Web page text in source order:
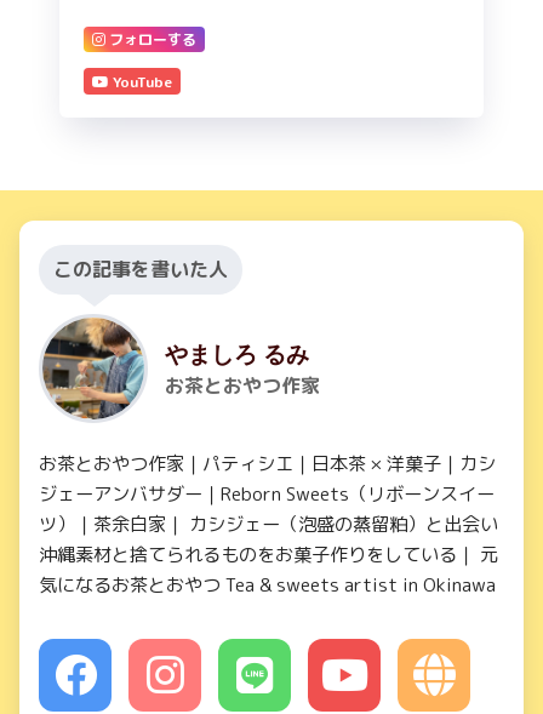
フォローする
YouTube
この記事を書いた人
やましろ るみ
お茶とおやつ作家
お茶とおやつ作家｜パティシエ｜日本茶 × 洋菓子｜カシ
ジェーアンバサダー｜Reborn Sweets（リボーンスイー
ツ）｜茶余白家｜ カシジェー（泡盛の蒸留粕）と出会い
沖縄素材と捨てられるものをお菓子作りをしている｜ 元
気になるお茶とおやつ Tea & sweets artist in Okinawa